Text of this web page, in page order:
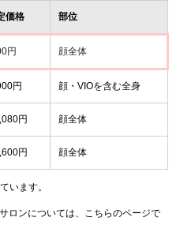
価格
部位
円 顔全体
円 顔・VIOを含む全身
円 顔全体
円 顔全体
います。
ロンについては、こちらのページで